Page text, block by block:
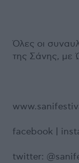
Όλες οι
της Σάνης, με
facebook |
twitter: